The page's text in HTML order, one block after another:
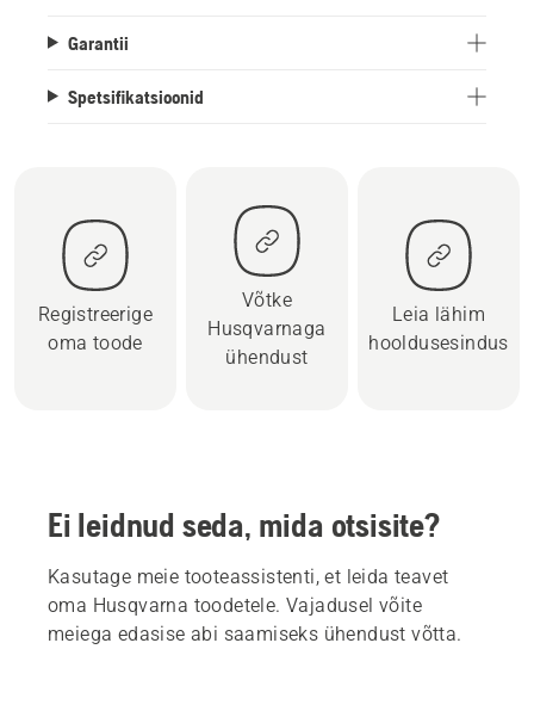
Garantii
Spetsifikatsioonid
Registreerige
oma toode
Võtke
Husqvarnaga
ühendust
Leia lähim
hooldusesindus
Ei leidnud seda, mida otsisite?
Kasutage meie tooteassistenti, et leida teavet
oma Husqvarna toodetele. Vajadusel võite
meiega edasise abi saamiseks ühendust võtta.